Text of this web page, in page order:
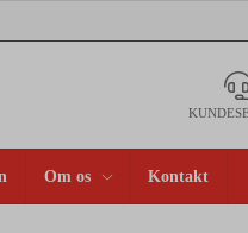
Om os Kontakt